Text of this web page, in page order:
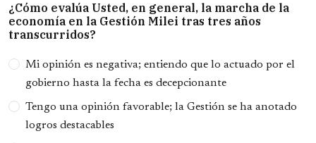
¿Cómo evalúa Usted, en general, la marcha de la
economía en la Gestión Milei tras tres años
transcurridos?
Opciones
Mi opinión es negativa; entiendo que lo actuado por el
gobierno hasta la fecha es decepcionante
Tengo una opinión favorable; la Gestión se ha anotado
logros destacables